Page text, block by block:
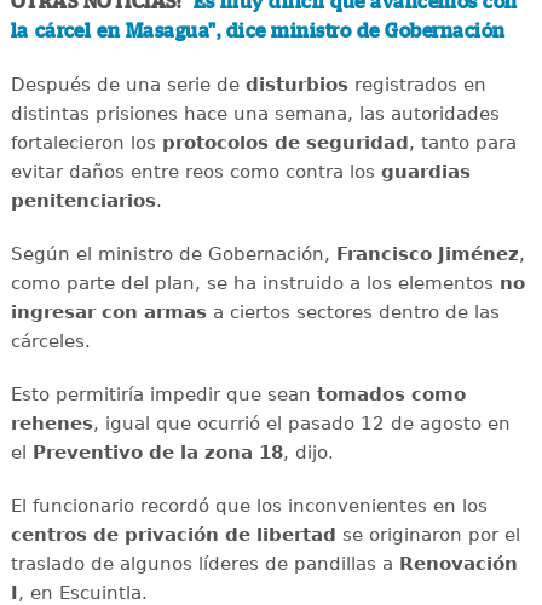
la cárcel en Masagua", dice ministro de Gobernación
Después de una serie de disturbiosregistrados en
distintas prisiones hace una semana, las autoridades
fortalecieron los protocolos de seguridad, tanto para
evitar daños entre reos como contra los guardias
penitenciarios.
Según el ministro de Gobernación, Francisco Jiménez,
como parte del plan, se ha instruido a los elementos no
ingresar con armasa ciertos sectores dentro de las
cárceles.
Esto permitiría impedir que sean tomados como
rehenes, igual que ocurrió el pasado 12 de agosto en
el Preventivo de la zona 18, dijo.
El funcionario recordó que los inconvenientes en los
centros de privación de libertad se originaron por el
traslado de algunos líderes de pandillas a Renovación
I, en Escuintla.